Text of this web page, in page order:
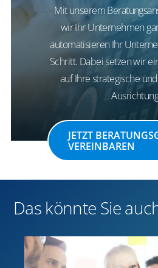
Mit unserem
wir Ihr Unternehmen
automatisieren Ihr
Schritt. Dabei setzen wir
auf Ihre strategische
JETZT
VEREINBAREN
Das könnte Sie